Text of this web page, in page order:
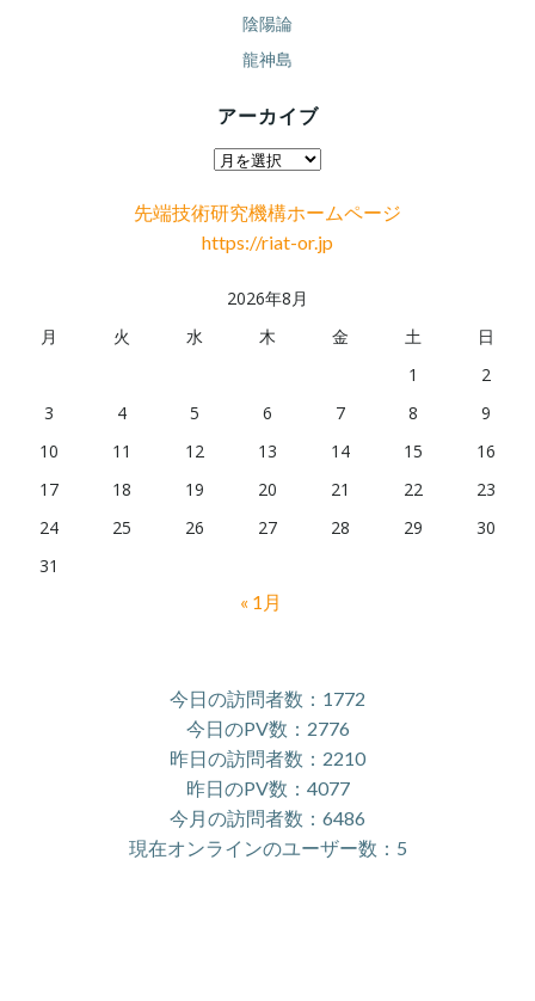
陰陽論
龍神島
アーカイブ
ア
カ
イ
先端技術研究機構ホームページ
https://riat-or.jp
2026年8月
月
火 水 木 金 土
日
1
2
3
4 5 6 7 8
9
10
11 12 13 14 15
16
17
18 19 20 21 22
23
24
25 26 27 28 29
30
31
« 1月
今日の訪問者数：1772
今日のPV数：2776
昨日の訪問者数：2210
昨日のPV数：4077
今月の訪問者数：6486
現在オンラインのユーザー数：5